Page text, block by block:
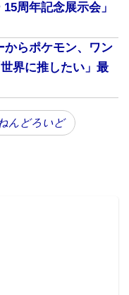
周年記念展示会」
からポケモン、ワン
界に推したい」最
んどろいど